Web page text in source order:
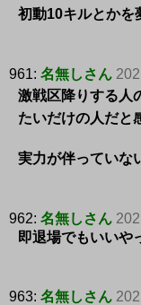
初動10キルとかを
961: 名無しさん
激戦区降りする人
たいだけの人だと
実力が伴っていな
962: 名無しさん
即退場でもいいや
963: 名無しさん